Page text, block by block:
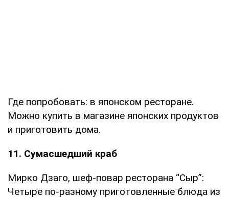
Где попробовать: в японском ресторане.
Можно купить в магазине японских продуктов
и приготовить дома.
11. Сумасшедший краб
Мирко Дзаго, шеф-повар ресторана “Сыр”:
Четыре по-разному приготовленные блюда из